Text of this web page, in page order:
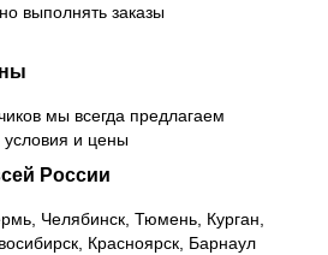
выполнять заказы
мы всегда предлагаем
и цены
России
Челябинск, Тюмень, Курган,
Красноярск, Барнаул